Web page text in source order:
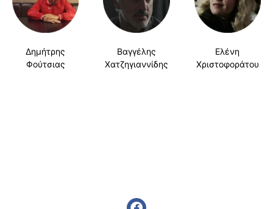
Δημήτρης
Φούτσιας
Βαγγέλης
Χατζηγιαννίδης
Ελένη
Χριστοφοράτου